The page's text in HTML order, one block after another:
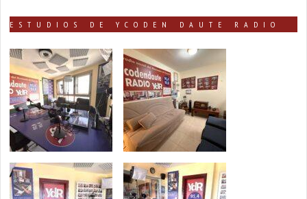
ESTUDIOS DE YCODEN DAUTE RADIO